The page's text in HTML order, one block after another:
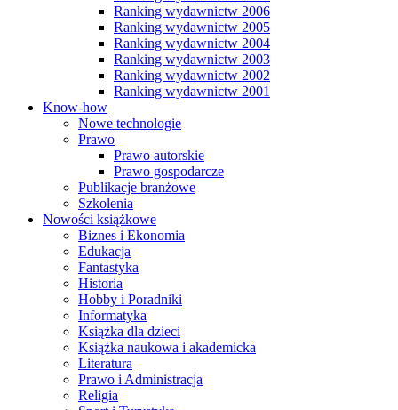
Ranking wydawnictw 2006
Ranking wydawnictw 2005
Ranking wydawnictw 2004
Ranking wydawnictw 2003
Ranking wydawnictw 2002
Ranking wydawnictw 2001
Know-how
Nowe technologie
Prawo
Prawo autorskie
Prawo gospodarcze
Publikacje branżowe
Szkolenia
Nowości książkowe
Biznes i Ekonomia
Edukacja
Fantastyka
Historia
Hobby i Poradniki
Informatyka
Książka dla dzieci
Książka naukowa i akademicka
Literatura
Prawo i Administracja
Religia